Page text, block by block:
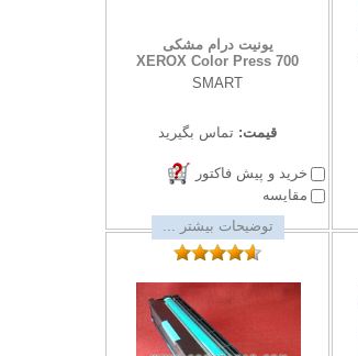
یونیت درام مشکی
XEROX Color Press 700
SMART
قیمت: تماس بگیرید
خرید و پیش فاکتور
مقایسه
توضیحات بیشتر ...